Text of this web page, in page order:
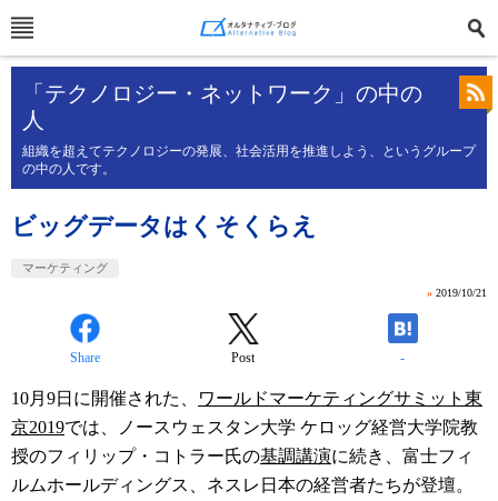
「テクノロジー・ネットワーク」の中の
人
組織を超えてテクノロジーの発展、社会活用を推進しよう、というグループ
の中の人です。
ビッグデータはくそくらえ
マーケティング
» 2019/10/21
Share Post -
10月 9日に開催された、
ワールドマーケティングサミット東
京2019では、ノースウェスタン大学 ケロッグ経営大学院教
授のフィリップ・コトラー氏の基調講演に続き、富士フィ
ルムホールディングス、ネスレ日本の経営者たちが登壇。